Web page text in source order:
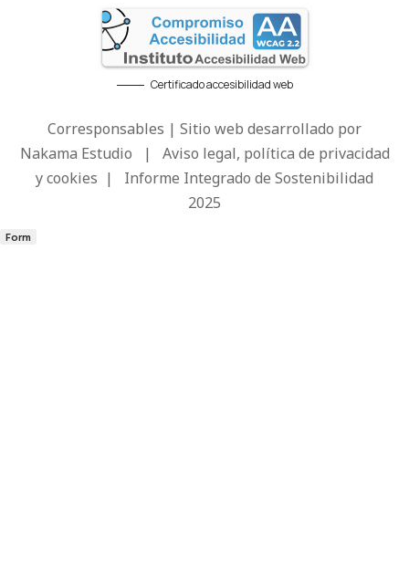
Certificado accesibilidad web
Corresponsables | Sitio web desarrollado por
Nakama Estudio | Aviso legal, política de privacidad
y cookies | Informe Integrado de Sostenibilidad
2025
Form